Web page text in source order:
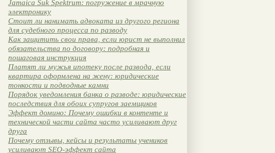
Jamaica Suk Spektrum: погружение в мрачную
электронику
Стоит ли нанимать адвоката из другого региона
для судебного процесса по разводу
Как защитить свои права, если юрист не выполнил
обязательства по договору: подробная и
пошаговая инструкция
Платят ли мужья ипотеку после развода, если
квартира оформлена на жену: юридические
тонкости и подводные камни
Порядок уведомления банка о разводе: юридические
последствия для обоих супругов заемщиков
Эффект домино: Почему ошибки в контенте и
технической части сайта часто усиливают друг
друга
Почему отзывы, кейсы и результаты учеников
усиливают SEO-эффект сайта